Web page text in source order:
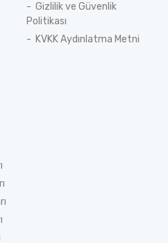
Gizlilik ve Güvenlik
Politikası
KVKK Aydınlatma Metni